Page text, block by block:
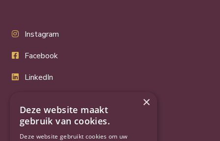
Instagram
Facebook
LinkedIn
YouTube
×
Deze website maakt
gebruik van cookies.
Deze website gebruikt cookies om uw